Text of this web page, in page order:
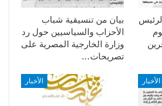
بيان من تنسيقية شباب
الأحزاب والسياسيين حول رد
وزارة الخارجية المصرية على
تصريحات…
الأخبار الأخبار